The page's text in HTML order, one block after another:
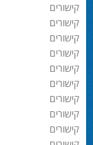
קישורים
קישורים
קישורים
קישורים
קישורים
קישורים
קישורים
קישורים
קישורים